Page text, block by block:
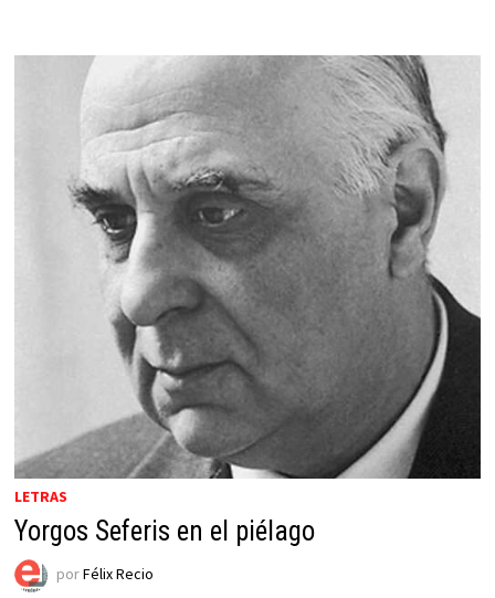
LETRAS
Yorgos Seferis en el piélago
porFélix Recio